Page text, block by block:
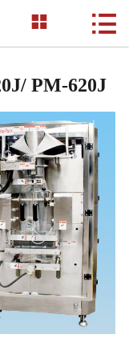
网站首页
新闻资讯
荣誉资质
成功案例
技术支持
联系我们
 
PM-620J